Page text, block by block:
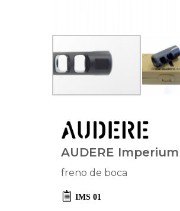
AUDERE
freno de boca
IMS 01